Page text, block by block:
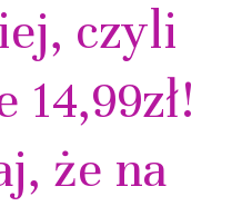
czyli
14,99zł!
że na